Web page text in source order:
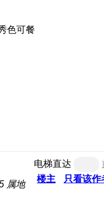
色可餐
电梯直达
楼主
只看该作
属地